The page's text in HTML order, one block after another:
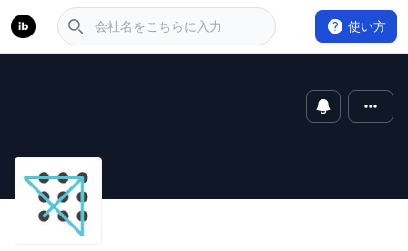
使い方